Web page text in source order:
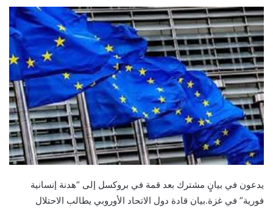
يدعون في بيانٍ مشترك بعد قمة في بروكسل إلى “هدنة إنسانية
فورية” في غزة.بيان قادة دول الاتحاد الأوروبي يطالب الاحتلال